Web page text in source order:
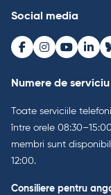
Social media
Facebook
Instagram
Youtube
Numere de serviciu
Toate serviciile
între orele
membri sunt
12:00.
Consiliere pentru